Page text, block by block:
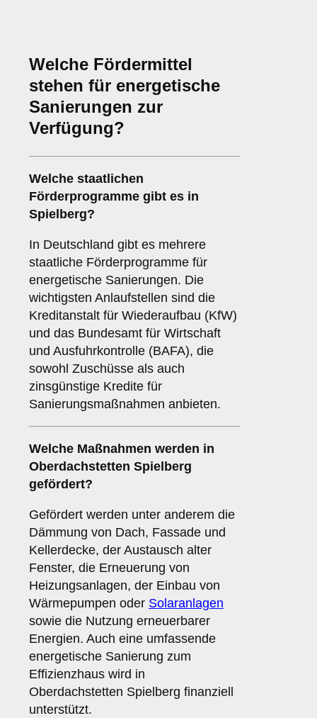
Welche Fördermittel
stehen für energetische
Sanierungen zur
Verfügung?
Welche staatlichen
Förderprogramme gibt es in
Spielberg?
In Deutschland gibt es mehrere
staatliche Förderprogramme für
energetische Sanierungen. Die
wichtigsten Anlaufstellen sind die
Kreditanstalt für Wiederaufbau (KfW)
und das Bundesamt für Wirtschaft
und Ausfuhrkontrolle (BAFA), die
sowohl Zuschüsse als auch
zinsgünstige Kredite für
Sanierungsmaßnahmen anbieten.
Welche Maßnahmen werden in
Oberdachstetten Spielberg
gefördert?
Gefördert werden unter anderem die
Dämmung von Dach, Fassade und
Kellerdecke, der Austausch alter
Fenster, die Erneuerung von
Heizungsanlagen, der Einbau von
Wärmepumpen oder Solaranlagen
sowie die Nutzung erneuerbarer
Energien. Auch eine umfassende
energetische Sanierung zum
Effizienzhaus wird in
Oberdachstetten Spielberg finanziell
unterstützt.